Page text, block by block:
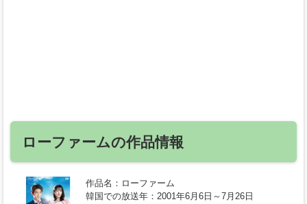
ローファームの作品情報
作品名 ：ローファーム
韓国での放送年 ：2001年6月6日～7月26日